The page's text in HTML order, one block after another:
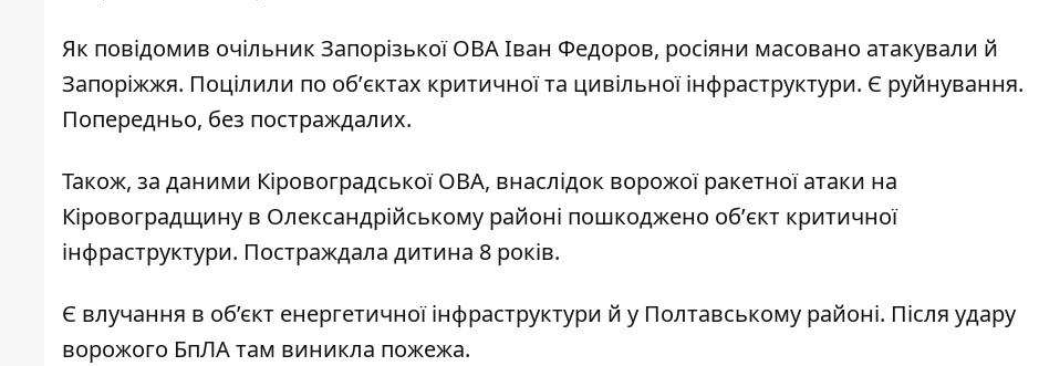
Як повідомив очільник Запорізької ОВА Іван Федоров, росіяни масовано атакували й
Запоріжжя. Поцілили по обʼєктах критичної та цивільної інфраструктури. Є руйнування.
Попередньо, без постраждалих.
Також, за даними Кіровоградської ОВА, внаслідок ворожої ракетної атаки на
Кіровоградщину в Олександрійському районі пошкоджено обʼєкт критичної
інфраструктури. Постраждала дитина 8 років.
Є влучання в об’єкт енергетичної інфраструктури й у Полтавському районі. Після удару
ворожого БпЛА там виникла пожежа.